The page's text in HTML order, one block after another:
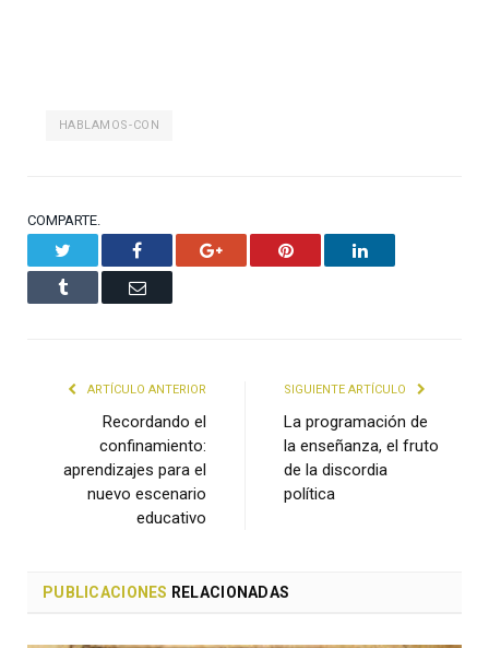
HABLAMOS-CON
COMPARTE.
Facebook Google+ Pinterest LinkedIn
Tumblr Email
ARTÍCULO ANTERIOR
Recordando el
confinamiento:
aprendizajes para el
nuevo escenario
educativo
SIGUIENTE ARTÍCULO
La programación de
la enseñanza, el fruto
de la discordia
política
PUBLICACIONES RELACIONADAS